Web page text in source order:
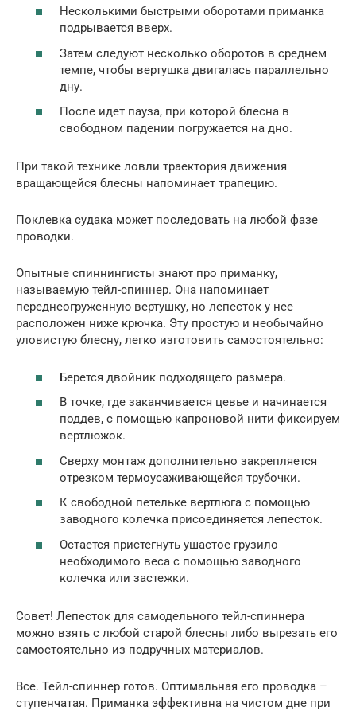
Несколькими быстрыми оборотами приманка
подрывается вверх.
Затем следуют несколько оборотов в среднем
темпе, чтобы вертушка двигалась параллельно
дну.
После идет пауза, при которой блесна в
свободном падении погружается на дно.
При такой технике ловли траектория движения
вращающейся блесны напоминает трапецию.
Поклевка судака может последовать на любой фазе
проводки.
Опытные спиннингисты знают про приманку,
называемую тейл-спиннер. Она напоминает
переднеогруженную вертушку, но лепесток у нее
расположен ниже крючка. Эту простую и необычайно
уловистую блесну, легко изготовить самостоятельно:
Берется двойник подходящего размера.
В точке, где заканчивается цевье и начинается
поддев, с помощью капроновой нити фиксируем
вертлюжок.
Сверху монтаж дополнительно закрепляется
отрезком термоусаживающейся трубочки.
К свободной петельке вертлюга с помощью
заводного колечка присоединяется лепесток.
Остается пристегнуть ушастое грузило
необходимого веса с помощью заводного
колечка или застежки.
Совет! Лепесток для самодельного тейл-спиннера
можно взять с любой старой блесны либо вырезать его
самостоятельно из подручных материалов.
Все. Тейл-спиннер готов. Оптимальная его проводка –
ступенчатая. Приманка эффективна на чистом дне при